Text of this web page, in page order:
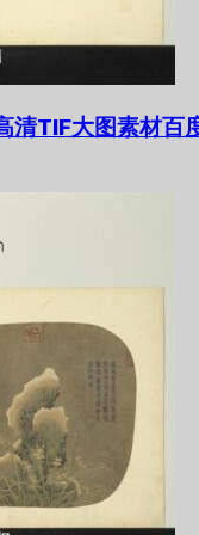
清TIF大图素材百